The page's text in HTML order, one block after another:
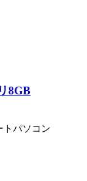
8GB
トパソコン